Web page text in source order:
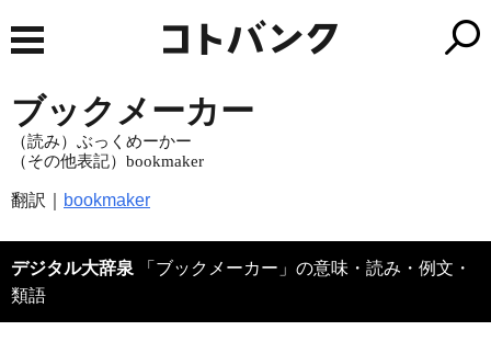
ブックメーカー
（読み）ぶっくめーかー
（その他表記）bookmaker
翻訳｜ bookmaker
デジタル大辞泉
類語